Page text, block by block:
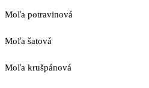
Moľa potravinová
Moľa šatová
Moľa krušpánová